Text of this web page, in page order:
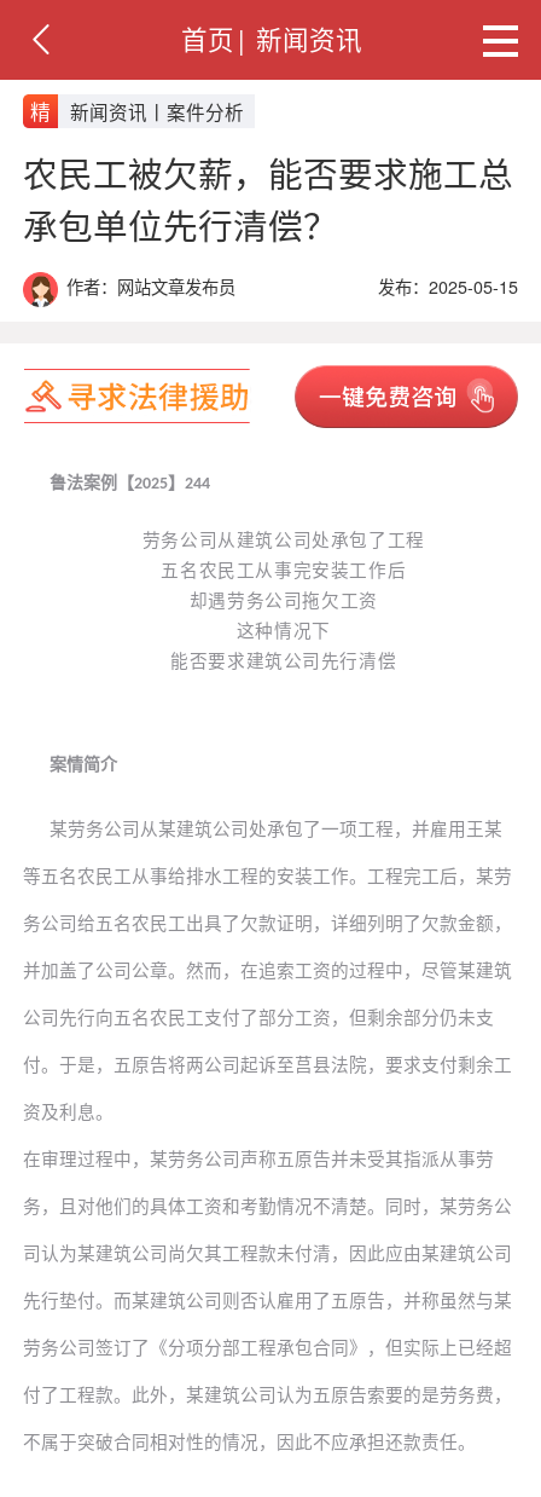
首页 | 新闻资讯
精 新闻资讯丨案件分析
农民工被欠薪，能否要求施工总
承包单位先行清偿？
作者：网站文章发布员 发布：2025-05-15
鲁法案例【2025】 244
劳务公司从建筑公司处承包了工程
五名农民工从事完安装工作后
却遇劳务公司拖欠工资
这种情况下
能否要求建筑公司 先行清偿
案情简介
某劳务公司从某建筑公司处承包了一项工程，并雇用王某
等五名农民工从事给排水工程的安装工作。工程完工后，某劳
务公司给五名农民工出具了欠款证明，详细列明了欠款金额，
并加盖了公司公章。然而，在追索工资的过程中，尽管某建筑
公司先行向五名农民工支付了部分工资，但剩余部分仍未支
付。于是，五原告将两公司起诉至莒县法院，要求支付剩余工
资及利息。
在审理过程中，某劳务公司声称五原告并未受其指派从事劳
务，且对他们的具体工资和考勤情况不清楚。同时，某劳务公
司认为某建筑公司尚欠其工程款未付清，因此应由某建筑公司
先行垫付。而某建筑公司则否认雇用了五原告，并称虽然与某
劳务公司签订了《分项分部工程承包合同》，但实际上已经超
付了工程款。此外，某建筑公司认为五原告索要的是劳务费，
不属于突破合同相对性的情况，因此不应承担还款责任。